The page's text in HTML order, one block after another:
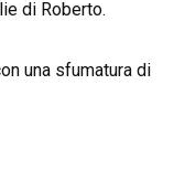
di Roberto.
una sfumatura di